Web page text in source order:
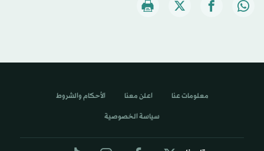
معلومات عنا اعلن معنا الأحكام والشروط
سياسة الخصوصية